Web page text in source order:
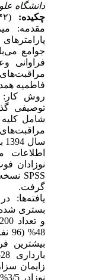
دانشگاه
چکیده:
مقدمه:
جوامع
فراوانی
فاطمیه همدان در
روش کار:
توصیفی
شامل
مراقبت‌های
سال
اطلاعات
نوزادان
گرفت.
یافته‌ها:
و
بیشترین